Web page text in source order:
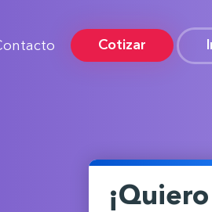
Cotizar
¡Quiero